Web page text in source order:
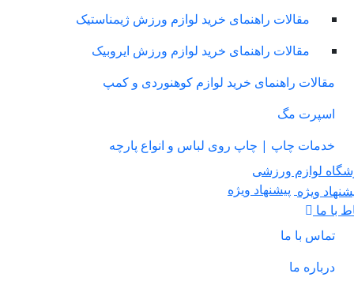
مقالات راهنمای خرید لوازم ورزش ژیمناستیک
مقالات راهنمای خرید لوازم ورزش ایروبیک
مقالات راهنمای خرید لوازم کوهنوردی و کمپ
اسپرت مگ
خدمات چاپ | چاپ روی لباس و انواع پارچه
لوازم ورزشی
پیشنهاد ویژه
ما
تماس با ما
درباره ما